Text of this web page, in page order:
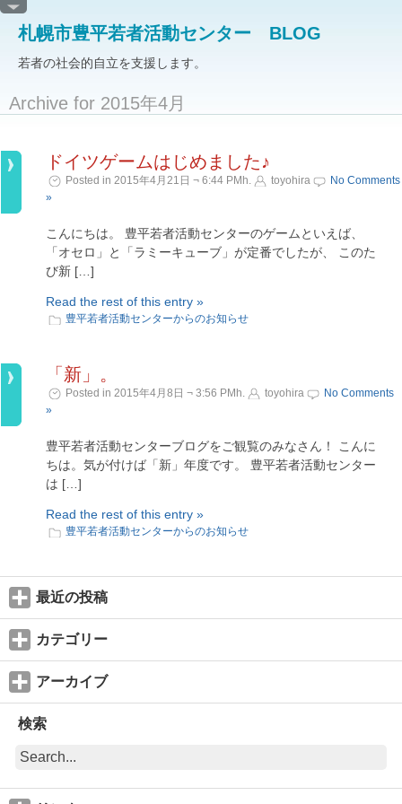
札幌市豊平若者活動センター BLOG
若者の社会的自立を支援します。
Archive for 2015年4月
ドイツゲームはじめました♪
Posted in 2015年4月21日 ¬ 6:44 PMh. toyohira
No Comments
»
こんにちは。 豊平若者活動センターのゲームといえば、
「オセロ」と「ラミーキューブ」が定番でしたが、 このた
び新 […]
Read the rest of this entry »
豊平若者活動センターからのお知らせ
「新」。
Posted in 2015年4月8日 ¬ 3:56 PMh. toyohira
No Comments
»
豊平若者活動センターブログをご観覧のみなさん！ こんに
ちは。気が付けば「新」年度です。 豊平若者活動センター
は […]
Read the rest of this entry »
豊平若者活動センターからのお知らせ
最近の投稿
カテゴリー
アーカイブ
検索